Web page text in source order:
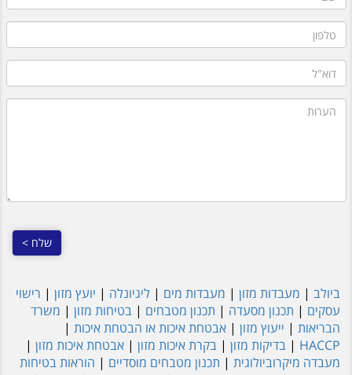
טלפון
דוא"ל
הערות
ביולב | מעבדות מזון | מעבדות מים | ליגיונלה | יועץ מזון | רישוי
עסקים | תכנון מסעדה | תכנון מטבחים | בטיחות מזון | משרד
הבריאות | ייעוץ מזון | אבטחת איכות או הבטחת איכות |
HACCP
| בדיקות מזון | בקרת איכות מזון | אבטחת איכות מזון |
מעבדה מיקרוביולוגית | תכנון מטבחים מוסדיים | הוראות בטיחות